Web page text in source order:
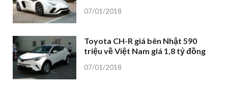
07/01/2018
Toyota CH-R giá bên Nhật 590
triệu về Việt Nam giá 1,8 tỷ đồng
07/01/2018